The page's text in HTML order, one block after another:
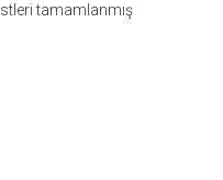
tamamlanmış